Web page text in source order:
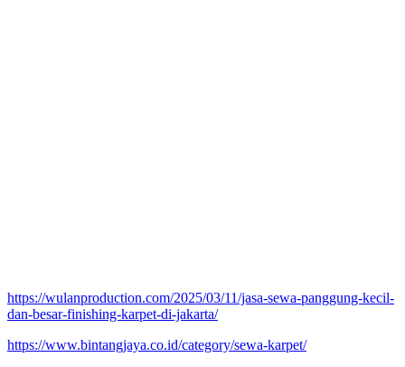
https://wulanproduction.com/2025/03/11/jasa-sewa-panggung-kecil-
dan-besar-finishing-karpet-di-jakarta/
https://www.bintangjaya.co.id/category/sewa-karpet/